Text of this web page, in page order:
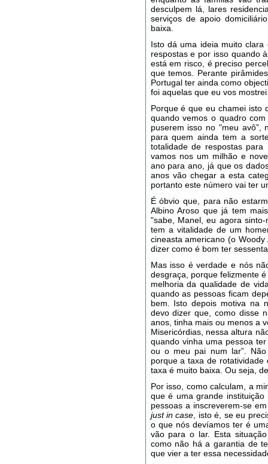
desculpem lá, lares
serviços de apoio
baixa.
Isto dá uma ideia muito
respostas e por isso quando
está em risco, é preciso
que temos. Perante
Portugal ter ainda como
foi aquelas que eu vos
Porque é que eu chamei isto
quando vemos o quadro
puserem isso no "meu avô”,
para quem ainda tem a
totalidade de respostas
vamos nos um milhão e
ano para ano, já que os
anos vão chegar a esta
portanto este número vai ter
É óbvio que, para não
Albino Aroso que já tem
"sabe, Manel, eu agora
tem a vitalidade de um
cineasta americano (o
dizer como é bom ter
Mas isso é verdade e nós
desgraça, porque felizmente
melhoria da qualidade de
quando as pessoas ficam
bem. Isto depois motiva na
devo dizer que, como disse
anos, tinha mais ou menos a
Misericórdias, nessa altura
quando vinha uma pessoa
ou o meu pai num lar”.
porque a taxa de
taxa é muito baixa. Ou seja,
Por isso, como calculam, a
que é uma grande
pessoas a inscreverem-se
just in case , isto é, se eu
o que nós devíamos ter é
vão para o lar. Esta
como não há a garantia de
que vier a ter essa